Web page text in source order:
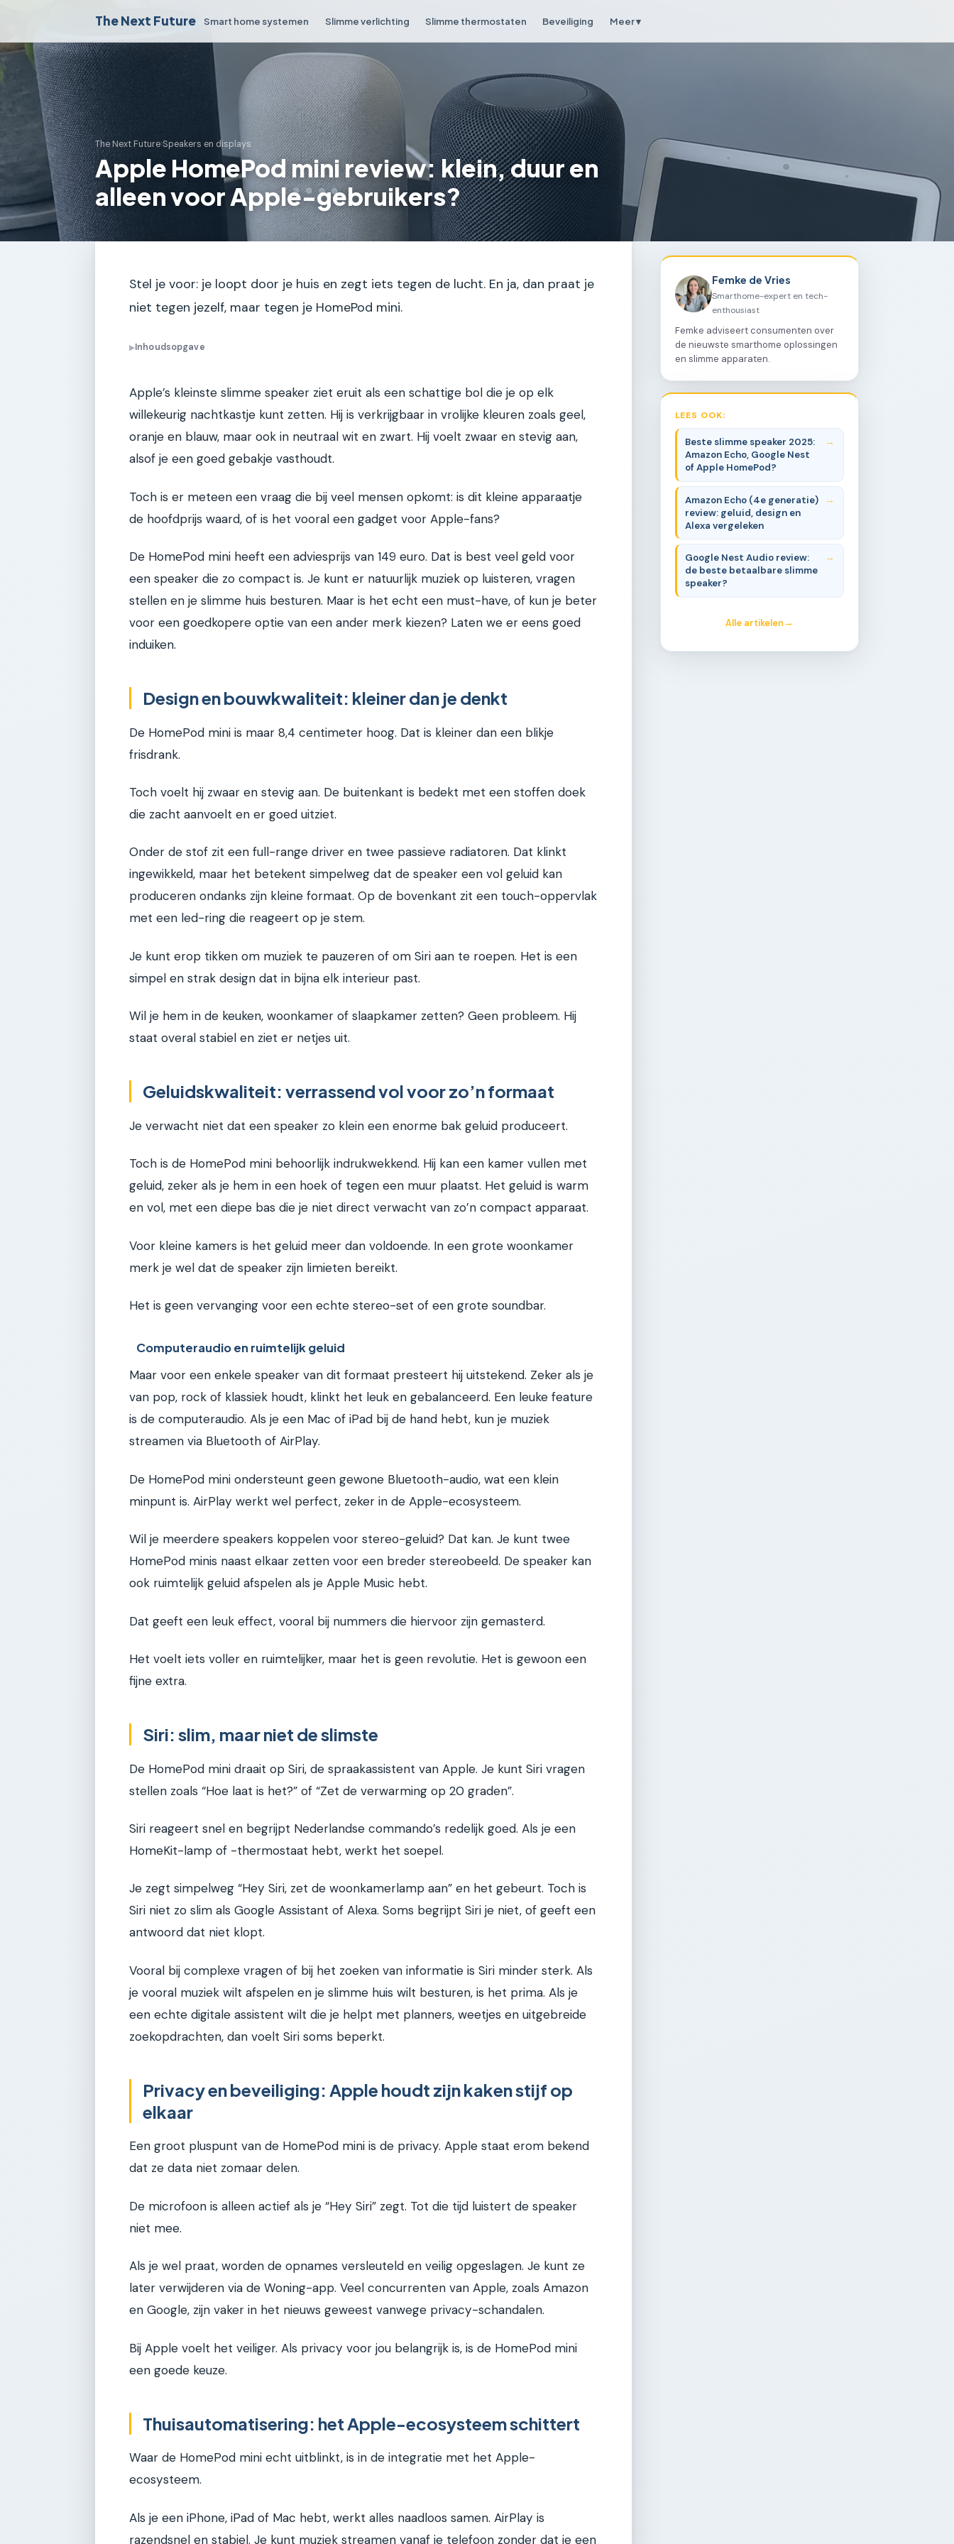
The Next Future Smart home systemen Slimme verlichting Slimme thermostaten Beveiliging Meer ▾
The Next Future›Speakers en displays
Apple HomePod mini review: klein, duur en
alleen voor Apple-gebruikers?
Stel je voor: je loopt door je huis en zegt iets tegen de lucht. En ja, dan praat je
niet tegen jezelf, maar tegen je HomePod mini.
▶Inhoudsopgave
Apple’s kleinste slimme speaker ziet eruit als een schattige bol die je op elk
willekeurig nachtkastje kunt zetten. Hij is verkrijgbaar in vrolijke kleuren zoals geel,
oranje en blauw, maar ook in neutraal wit en zwart. Hij voelt zwaar en stevig aan,
alsof je een goed gebakje vasthoudt.
Toch is er meteen een vraag die bij veel mensen opkomt: is dit kleine apparaatje
de hoofdprijs waard, of is het vooral een gadget voor Apple-fans?
De HomePod mini heeft een adviesprijs van 149 euro. Dat is best veel geld voor
een speaker die zo compact is. Je kunt er natuurlijk muziek op luisteren, vragen
stellen en je slimme huis besturen. Maar is het echt een must-have, of kun je beter
voor een goedkopere optie van een ander merk kiezen? Laten we er eens goed
induiken.
Design en bouwkwaliteit: kleiner dan je denkt
De HomePod mini is maar 8,4 centimeter hoog. Dat is kleiner dan een blikje
frisdrank.
Toch voelt hij zwaar en stevig aan. De buitenkant is bedekt met een stoffen doek
die zacht aanvoelt en er goed uitziet.
Onder de stof zit een full-range driver en twee passieve radiatoren. Dat klinkt
ingewikkeld, maar het betekent simpelweg dat de speaker een vol geluid kan
produceren ondanks zijn kleine formaat. Op de bovenkant zit een touch-oppervlak
met een led-ring die reageert op je stem.
Je kunt erop tikken om muziek te pauzeren of om Siri aan te roepen. Het is een
simpel en strak design dat in bijna elk interieur past.
Wil je hem in de keuken, woonkamer of slaapkamer zetten? Geen probleem. Hij
staat overal stabiel en ziet er netjes uit.
Geluidskwaliteit: verrassend vol voor zo’n formaat
Je verwacht niet dat een speaker zo klein een enorme bak geluid produceert.
Toch is de HomePod mini behoorlijk indrukwekkend. Hij kan een kamer vullen met
geluid, zeker als je hem in een hoek of tegen een muur plaatst. Het geluid is warm
en vol, met een diepe bas die je niet direct verwacht van zo’n compact apparaat.
Voor kleine kamers is het geluid meer dan voldoende. In een grote woonkamer
merk je wel dat de speaker zijn limieten bereikt.
Het is geen vervanging voor een echte stereo-set of een grote soundbar.
Computeraudio en ruimtelijk geluid
Maar voor een enkele speaker van dit formaat presteert hij uitstekend. Zeker als je
van pop, rock of klassiek houdt, klinkt het leuk en gebalanceerd. Een leuke feature
is de computeraudio. Als je een Mac of iPad bij de hand hebt, kun je muziek
streamen via Bluetooth of AirPlay.
De HomePod mini ondersteunt geen gewone Bluetooth-audio, wat een klein
minpunt is. AirPlay werkt wel perfect, zeker in de Apple-ecosysteem.
Wil je meerdere speakers koppelen voor stereo-geluid? Dat kan. Je kunt twee
HomePod minis naast elkaar zetten voor een breder stereobeeld. De speaker kan
ook ruimtelijk geluid afspelen als je Apple Music hebt.
Dat geeft een leuk effect, vooral bij nummers die hiervoor zijn gemasterd.
Het voelt iets voller en ruimtelijker, maar het is geen revolutie. Het is gewoon een
fijne extra.
Siri: slim, maar niet de slimste
De HomePod mini draait op Siri, de spraakassistent van Apple. Je kunt Siri vragen
stellen zoals “Hoe laat is het?” of “Zet de verwarming op 20 graden”.
Siri reageert snel en begrijpt Nederlandse commando’s redelijk goed. Als je een
HomeKit-lamp of -thermostaat hebt, werkt het soepel.
Je zegt simpelweg “Hey Siri, zet de woonkamerlamp aan” en het gebeurt. Toch is
Siri niet zo slim als Google Assistant of Alexa. Soms begrijpt Siri je niet, of geeft een
antwoord dat niet klopt.
Vooral bij complexe vragen of bij het zoeken van informatie is Siri minder sterk. Als
je vooral muziek wilt afspelen en je slimme huis wilt besturen, is het prima. Als je
een echte digitale assistent wilt die je helpt met planners, weetjes en uitgebreide
zoekopdrachten, dan voelt Siri soms beperkt.
Privacy en beveiliging: Apple houdt zijn kaken stijf op
elkaar
Een groot pluspunt van de HomePod mini is de privacy. Apple staat erom bekend
dat ze data niet zomaar delen.
De microfoon is alleen actief als je “Hey Siri” zegt. Tot die tijd luistert de speaker
niet mee.
Als je wel praat, worden de opnames versleuteld en veilig opgeslagen. Je kunt ze
later verwijderen via de Woning-app. Veel concurrenten van Apple, zoals Amazon
en Google, zijn vaker in het nieuws geweest vanwege privacy-schandalen.
Bij Apple voelt het veiliger. Als privacy voor jou belangrijk is, is de HomePod mini
een goede keuze.
Thuisautomatisering: het Apple-ecosysteem schittert
Waar de HomePod mini echt uitblinkt, is in de integratie met het Apple-
ecosysteem.
Als je een iPhone, iPad of Mac hebt, werkt alles naadloos samen. AirPlay is
razendsnel en stabiel. Je kunt muziek streamen vanaf je telefoon zonder dat je een
Femke de Vries
Smarthome-expert en tech-
enthousiast
Femke adviseert consumenten over
de nieuwste smarthome oplossingen
en slimme apparaten.
LEES OOK:
Beste slimme speaker 2025:
Amazon Echo, Google Nest
of Apple HomePod?
Amazon Echo (4e generatie)
review: geluid, design en
Alexa vergeleken
Google Nest Audio review:
de beste betaalbare slimme
speaker?
Alle artikelen